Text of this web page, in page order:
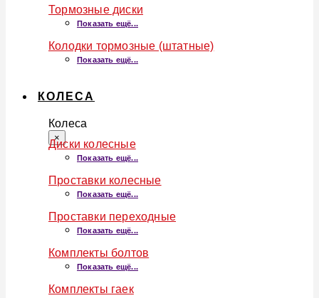
Тормозные диски
Показать ещё...
Колодки тормозные (штатные)
Показать ещё...
КОЛЕСА
Колеса
×
Диски колесные
Показать ещё...
Проставки колесные
Показать ещё...
Проставки переходные
Показать ещё...
Комплекты болтов
Показать ещё...
Комплекты гаек